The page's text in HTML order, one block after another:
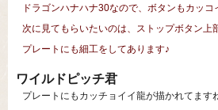
ドラゴンハナハナ30なので、ボタンもカッ
次に見てもらいたいのは、ストップボタン上
プレートにも細工をしてあります♪
ワイルドピッチ君
プレートにもカッチョイイ龍が描かれてます